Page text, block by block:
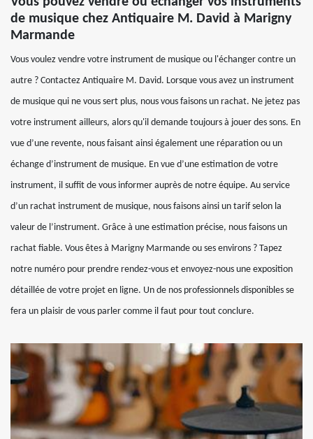
de musique chez Antiquaire M. David à Marigny
Marmande
Vous voulez vendre votre instrument de musique ou l'échanger contre un
autre ? Contactez Antiquaire M. David. Lorsque vous avez un instrument
de musique qui ne vous sert plus, nous vous faisons un rachat. Ne jetez pas
votre instrument ailleurs, alors qu'il demande toujours à jouer des sons. En
vue d’une revente, nous faisant ainsi également une réparation ou un
échange d’instrument de musique. En vue d’une estimation de votre
instrument, il suffit de vous informer auprès de notre équipe. Au service
d’un rachat instrument de musique, nous faisons ainsi un tarif selon la
valeur de l’instrument. Grâce à une estimation précise, nous faisons un
rachat fiable. Vous êtes à Marigny Marmande ou ses environs ? Tapez
notre numéro pour prendre rendez-vous et envoyez-nous une exposition
détaillée de votre projet en ligne. Un de nos professionnels disponibles se
fera un plaisir de vous parler comme il faut pour tout conclure.